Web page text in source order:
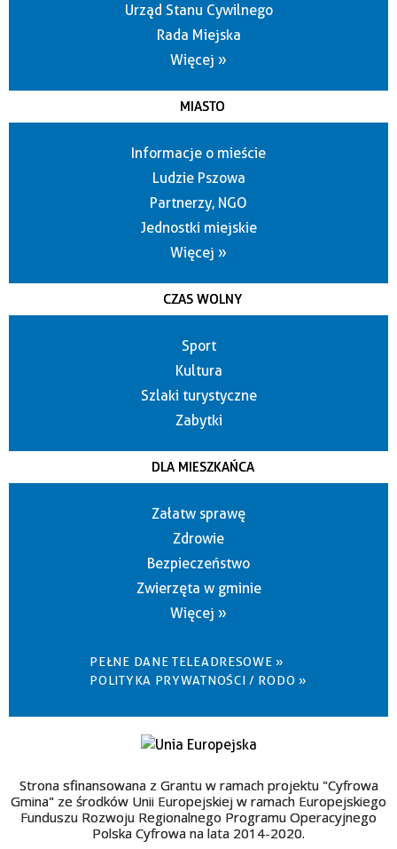
Urząd Stanu Cywilnego
Rada Miejska
Więcej »
MIASTO
Informacje o mieście
Ludzie Pszowa
Partnerzy, NGO
Jednostki miejskie
Więcej »
CZAS WOLNY
Sport
Kultura
Szlaki turystyczne
Zabytki
DLA MIESZKAŃCA
Załatw sprawę
Zdrowie
Bezpieczeństwo
Zwierzęta w gminie
Więcej »
PEŁNE DANE TELEADRESOWE »
POLITYKA PRYWATNOŚCI / RODO »
Strona sfinansowana z Grantu w ramach projektu "Cyfrowa
Gmina" ze środków Unii Europejskiej w ramach Europejskiego
Funduszu Rozwoju Regionalnego Programu Operacyjnego
Polska Cyfrowa na lata 2014-2020.